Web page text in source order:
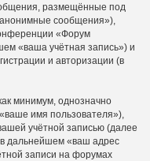
размещённые под
сообщения»),
«Форум
«ваша учётная запись») и
и авторизации (в
минимум, однозначно
имя пользователя»),
учётной записью (далее
дальнейшем «ваш адрес
записи на форумах